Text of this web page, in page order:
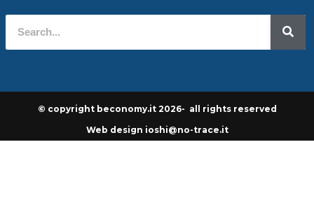
© copyright beconomy.it 2026- all rights reserved
Web design ioshi@no-trace.it